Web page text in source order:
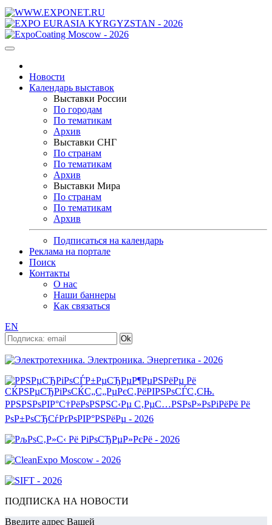
Новости
Календарь выставок
Выставки России
По городам
По тематикам
Архив
Выставки СНГ
По странам
По тематикам
Архив
Выставки Мира
По странам
По тематикам
Архив
Подписаться на календарь
Реклама на портале
Поиск
Контакты
О нас
Наши баннеры
Как связаться
EN
ПОДПИСКА НА НОВОСТИ
Введите адрес Вашей